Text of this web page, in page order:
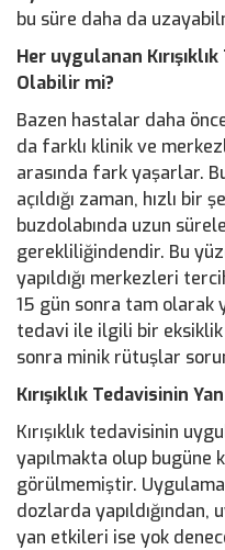
bu süre daha da
Her uygulanan
Olabilir mi?
Bazen hastalar daha
da farklı klinik ve
arasında fark yaşarlar.
açıldığı zaman, hızlı bir
buzdolabında uzun
gerekliliğindendir. Bu
yapıldığı merkezleri
15 gün sonra tam olarak
tedavi ile ilgili bir eksiklik
sonra minik rütuşlar
Kırışıklık Tedavisinin
Kırışıklık tedavisinin
yapılmakta olup bugüne
görülmemiştir.
dozlarda yapıldığından,
yan etkileri ise yok